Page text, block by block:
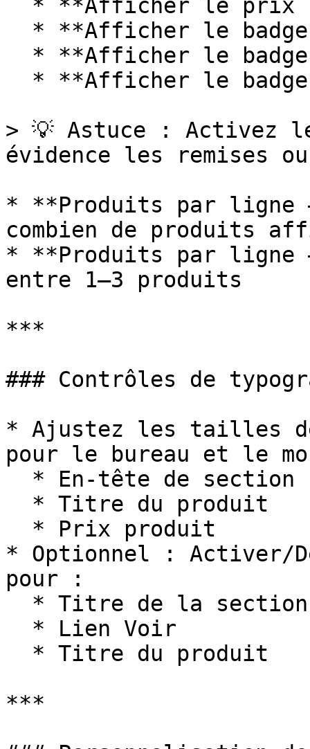
> 💡 Astuce : Activez
évidence les remises
* **Produits par ligne
combien de produits
* **Produits par ligne
entre 1–3 produits
***
### Contrôles de
* Ajustez les tailles de
pour le bureau et le
* Optionnel : Activer/
pour :
***